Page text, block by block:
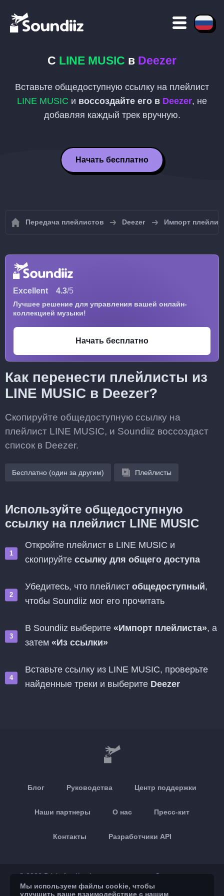
С LINE MUSIC в Deezer
Вставьте общедоступную ссылку на плейлист
LINE MUSIC и воссоздайте его в Deezer, не
добавляя каждый трек вручную.
Начать бесплатно
Передача плейлистов Deezer Импорт
Excellent 4.3/5
Лучшее решение для управления вашей онлайн-
коллекцией музыки!
Начать бесплатно
Как перенести плейлисты из
LINE MUSIC в Deezer?
Скопируйте общедоступную ссылку на
плейлист LINE MUSIC, и Soundiiz воссоздаст
список в Deezer.
Бесплатно (один за другим) Плейлисты
Используйте общедоступную
ссылку на плейлист LINE MUSIC
Откройте плейлист в LINE MUSIC и
скопируйте ссылку для общего доступа
Убедитесь, что плейлист общедоступный,
чтобы Soundiiz мог его прочитать
В Soundiiz выберите «Импорт плейлиста», а
затем «Из ссылки»
Вставьте ссылку из LINE MUSIC, проверьте
найденные треки и выберите Deezer
Блог Руководства Центр поддержки
Наши партнеры О нас Пресс-кит
Контакты Разработчики API
© 2026 Brickoft Конфиденциальность Статус сервиса
Мы используем файлы cookie, чтобы
улучшить ваше взаимодействие с нашим